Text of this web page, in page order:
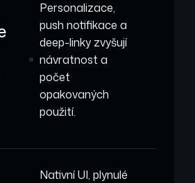
Personalizace,
push notifikace a
deep-linky zvyšují
návratnost a
počet
opakovaných
použití.
Nativní UI, plynulé